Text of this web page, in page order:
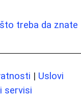
treba da znate
| Uslovi
servisi